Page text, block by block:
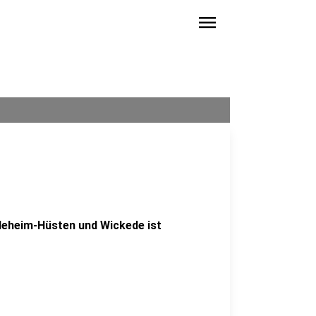
menu
Hüsten und Wickede ist